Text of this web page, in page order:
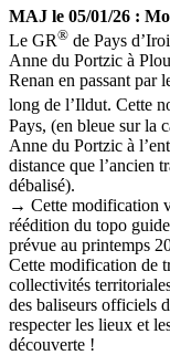
MAJ le 05/01/26 :
Le GR® de Pays
Anne du Portzic à
Renan en passant par
long de l’Ildut. Cette
Pays, (en bleue sur la
Anne du Portzic à
distance que l’ancien
débalisé).
→ Cette modification
réédition du topo
prévue au printemps
Cette modification de
collectivités
des baliseurs officiels
respecter les lieux et
découverte !